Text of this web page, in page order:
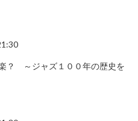
？ ～ジャズ１００年の歴史を